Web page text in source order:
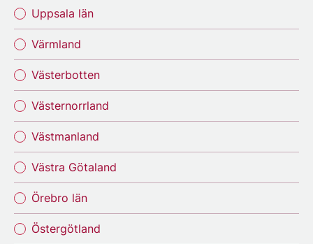
Uppsala län
Värmland
Västerbotten
Västernorrland
Västmanland
Västra Götaland
Örebro län
Östergötland